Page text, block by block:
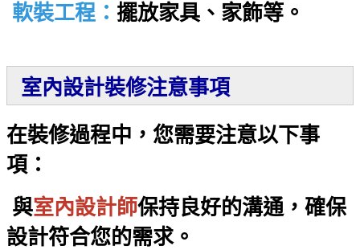
軟裝工程： 擺放家具、家飾等。
室內設計裝修注意事項
在裝修過程中，您需要注意以下事
項：
與室內設計師保持良好的溝通，確保
設計符合您的需求。